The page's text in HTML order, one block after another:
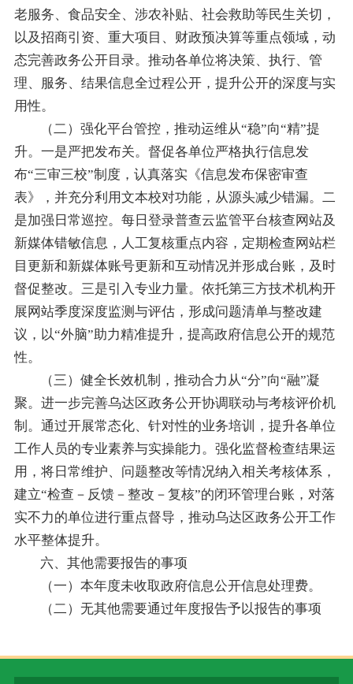
老服务、食品安全、涉农补贴、社会救助等民生关切，
以及招商引资、重大项目、财政预决算等重点领域，动
态完善政务公开目录。推动各单位将决策、执行、管
理、服务、结果信息全过程公开，提升公开的深度与实
用性。
（二）强化平台管控，推动运维从“稳”向“精”提
升。一是严把发布关。督促各单位严格执行信息发
布“三审三校”制度，认真落实《信息发布保密审查
表》，并充分利用文本校对功能，从源头减少错漏。二
是加强日常巡控。每日登录普查云监管平台核查网站及
新媒体错敏信息，人工复核重点内容，定期检查网站栏
目更新和新媒体账号更新和互动情况并形成台账，及时
督促整改。三是引入专业力量。依托第三方技术机构开
展网站季度深度监测与评估，形成问题清单与整改建
议，以“外脑”助力精准提升，提高政府信息公开的规范
性。
（三）健全长效机制，推动合力从“分”向“融”凝
聚。进一步完善乌达区政务公开协调联动与考核评价机
制。通过开展常态化、针对性的业务培训，提升各单位
工作人员的专业素养与实操能力。强化监督检查结果运
用，将日常维护、问题整改等情况纳入相关考核体系，
建立“检查－反馈－整改－复核”的闭环管理台账，对落
实不力的单位进行重点督导，推动乌达区政务公开工作
水平整体提升。
六、其他需要报告的事项
（一）本年度未收取政府信息公开信息处理费。
（二）无其他需要通过年度报告予以报告的事项